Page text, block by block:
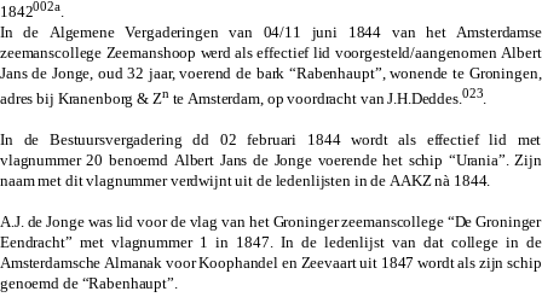
1842002a.
In de Algemene Vergaderingen van 04/11 juni 1844 van het Amsterdamse
zeemanscollege Zeemanshoop werd als effectief lid voorgesteld/aangenomen Albert
Jans de Jonge, oud 32 jaar, voerend de bark “Rabenhaupt”, wonende te Groningen,
adres bij Kranenborg & Znte Amsterdam, op voordracht van J.H.Deddes.023.
In de Bestuursvergadering dd 02 februari 1844 wordt als effectief lid met
vlagnummer 20 benoemd Albert Jans de Jonge voerende het schip “Urania”. Zijn
naam met dit vlagnummer verdwijnt uit de ledenlijsten in de AAKZ nà 1844.
A.J. de Jonge was lid voor de vlag van het Groninger zeemanscollege “De Groninger
Eendracht” met vlagnummer 1 in 1847. In de ledenlijst van dat college in de
Amsterdamsche Almanak voor Koophandel en Zeevaart uit 1847 wordt als zijn schip
genoemd de “Rabenhaupt”.